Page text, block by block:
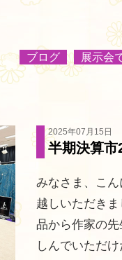
ブログ 展示会
2025年07月15日
半期決算市
みなさま、こ
越しいただき
品から作家の
しんでいただ